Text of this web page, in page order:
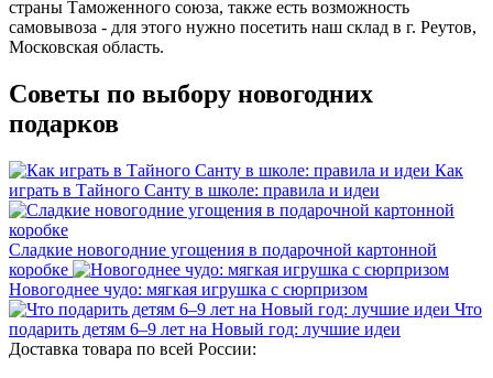
страны Таможенного союза, также есть возможность
самовывоза - для этого нужно посетить наш склад в г. Реутов,
Московская область.
Советы по выбору новогодних
подарков
Как
играть в Тайного Санту в школе: правила и идеи
Сладкие новогодние угощения в подарочной картонной
коробке
Новогоднее чудо: мягкая игрушка с сюрпризом
Что
подарить детям 6–9 лет на Новый год: лучшие идеи
Доставка товара по всей России: